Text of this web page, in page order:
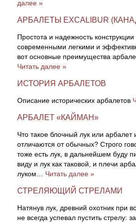
далее »
АРБАЛЕТЫ EXCALIBUR
Простота и надежность
современными легкими и
вот основные преимущества
Читать далее »
ИСТОРИЯ АРБАЛЕТОВ
Описание исторических арбалетов
АРБАЛЕТ «КАЙМАН»
Что такое блочный лук или арбалет
отличаются от обычных? Строго
тоже есть лук, в дальнейшем буду
виду и лук как таковой, и плечи
луком… Читать далее »
СТРЕЛЯЮЩИЙ СТРЕЛАМИ
Натянув лук, древний охотник при
не всегда успевал пустить стрелу: